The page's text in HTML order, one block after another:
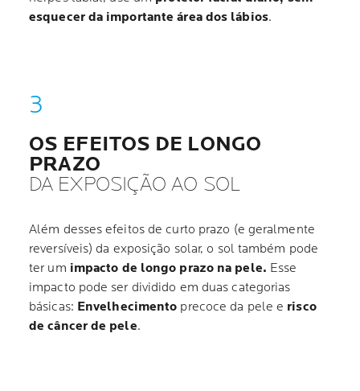
esquecer da importante área dos lábios.
OS EFEITOS DE LONGO
PRAZO
DA EXPOSIÇÃO AO SOL
Além desses efeitos de curto prazo (e geralmente
reversíveis) da exposição solar, o sol também pode
ter um impacto de longo prazo na pele. Esse
impacto pode ser dividido em duas categorias
básicas: Envelhecimento precoce da pele e risco
de câncer de pele.